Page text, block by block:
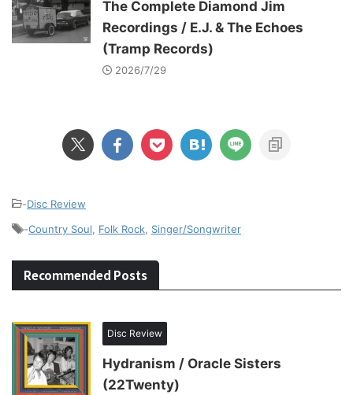
The Complete Diamond Jim
Recordings / E.J. & The Echoes
(Tramp Records)
2026/7/29
-Disc Review
-Country Soul Folk Rock Singer/Songwriter
Recommended Posts
Disc Review
Hydranism / Oracle Sisters
(22Twenty)